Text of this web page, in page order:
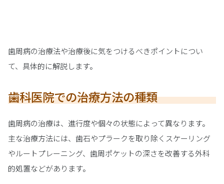
歯周病の治療法や治療後に気をつけるべきポイントについ
て、具体的に解説します。
歯科医院での治療方法の種類
歯周病の治療は、進行度や個々の状態によって異なります。
主な治療方法には、歯石やプラークを取り除くスケーリング
やルートプレーニング、歯周ポケットの深さを改善する外科
的処置などがあります。